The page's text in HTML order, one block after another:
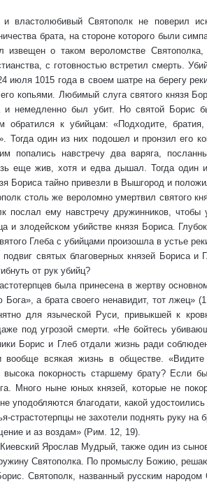
властолюбивый Святополк не поверил
брата, на стороне которого были
извещен о таком вероломстве
с готовностью встретил смерть.
июля 1015 года в своем шатре на берегу
копьями. Любимый слуга святого князя
и немедленно был убит. Но святой
обратился к убийцам: «Подходите,
Тогда один из них подошел и пронзил его
попались навстречу два варяга,
еще жив, хотя и едва дышал. Тогда один
Бориса тайно привезли в Вышгород и
столь же вероломно умертвил святого
послал ему навстречу дружинников, чтобы
и злодейском убийстве князя Бориса.
Глеба с убийцами произошла в устье
святых благоверных князей Бориса
от рук убийц?
была принесена в жертву
Бога», а брата своего ненавидит, тот лжец»
для языческой Руси, привыкшей к
под угрозой смерти. «Не бойтесь
Борис и Глеб отдали жизнь ради
вообще всякая жизнь в обществе.
покорность старшему брату? Если
Много ныне юных князей, которые не
уподобляются благодати, какой удостоились
страстотерпцы не захотели поднять руку
и аз воздам» (Рим. 12, 19).
Ярослав Мудрый, также один из
Святополка. По промыслу Божию,
Святополк, названный русским